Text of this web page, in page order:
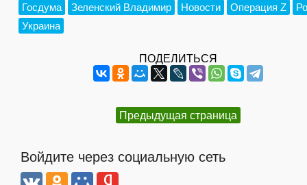
Госдума Зеленский Владимир Новости Операция Z
Украина
ПОДЕЛИТЬСЯ
Предыдущая страница
Войдите через социальную сеть